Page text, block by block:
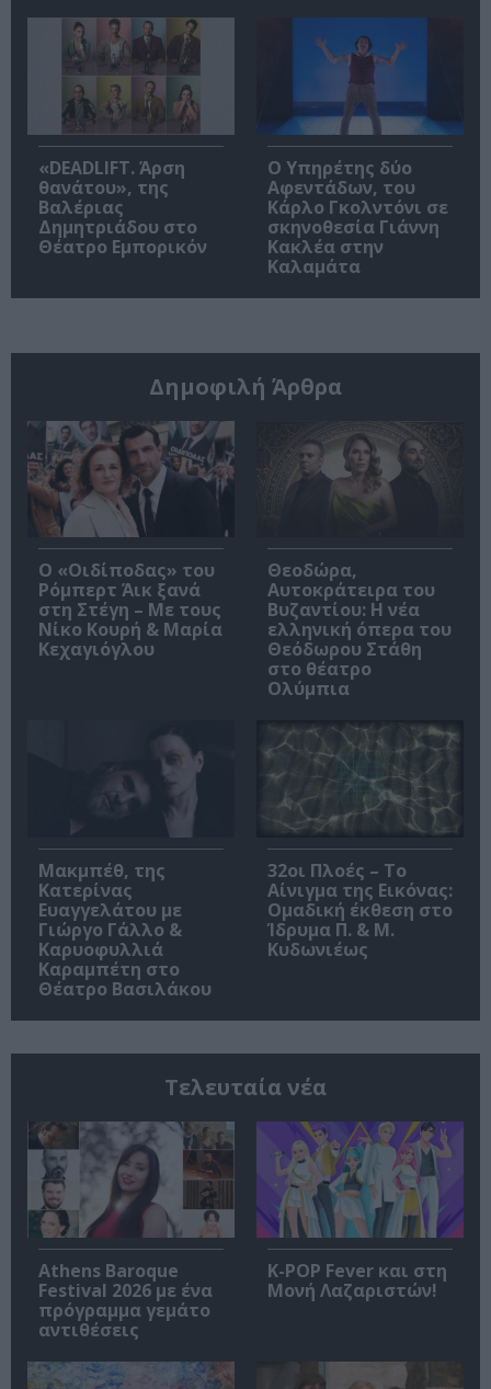
«DEADLIFT. Άρση
θανάτου», της
Βαλέριας
Δημητριάδου στο
Θέατρο Εμπορικόν
Ο Υπηρέτης δύο
Αφεντάδων, του
Κάρλο Γκολντόνι σε
σκηνοθεσία Γιάννη
Κακλέα στην
Καλαμάτα
Δημοφιλή Άρθρα
O «Οιδίποδας» του
Ρόμπερτ Άικ ξανά
στη Στέγη – Με τους
Νίκο Κουρή & Μαρία
Κεχαγιόγλου
Θεοδώρα,
Αυτοκράτειρα του
Βυζαντίου: Η νέα
ελληνική όπερα του
Θεόδωρου Στάθη
στο θέατρο
Ολύμπια
Μακμπέθ, της
Κατερίνας
Ευαγγελάτου με
Γιώργο Γάλλο &
Καρυοφυλλιά
Καραμπέτη στο
Θέατρο Βασιλάκου
32οι Πλοές – Το
Αίνιγμα της Εικόνας:
Ομαδική έκθεση στο
Ίδρυμα Π. & Μ.
Κυδωνιέως
Τελευταία νέα
Athens Baroque
Festival 2026 με ένα
πρόγραμμα γεμάτο
αντιθέσεις
K-POP Fever και στη
Μονή Λαζαριστών!